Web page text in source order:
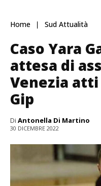
Home Sud Attualità
Caso Yara
attesa di
Venezia
Gip
Di Antonella Di Martino
30 DICEMBRE 2022